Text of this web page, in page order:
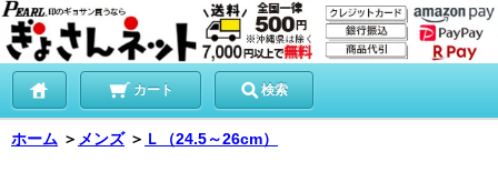
カート 検索
ホーム ＞ メンズ ＞ Ｌ（24.5～26cm）